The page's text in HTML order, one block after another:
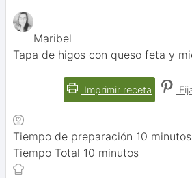
Maribel
Tapa de higos con queso feta y
Imprimir receta
Tiempo de preparación 10 minutos
minutos
Tiempo Total 10 minutos
minutos